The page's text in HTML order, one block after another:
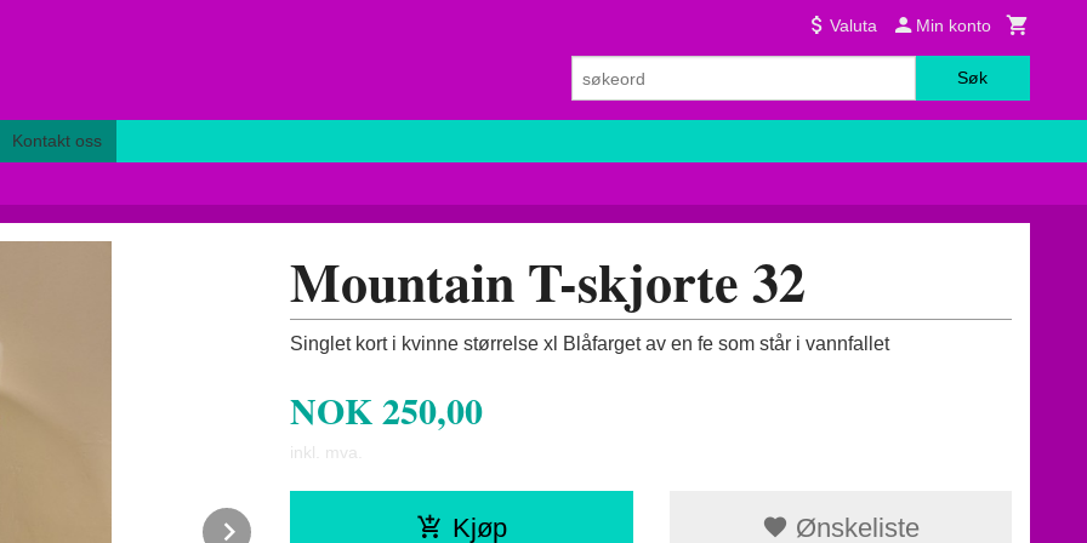
Valuta Min konto
Søk
Kontakt oss
Mountain T-skjorte 32
Singlet kort i kvinne størrelse xl Blåfarget av en fe som står i vannfallet
NOK250,00
inkl. mva.
Kjøp Ønskeliste